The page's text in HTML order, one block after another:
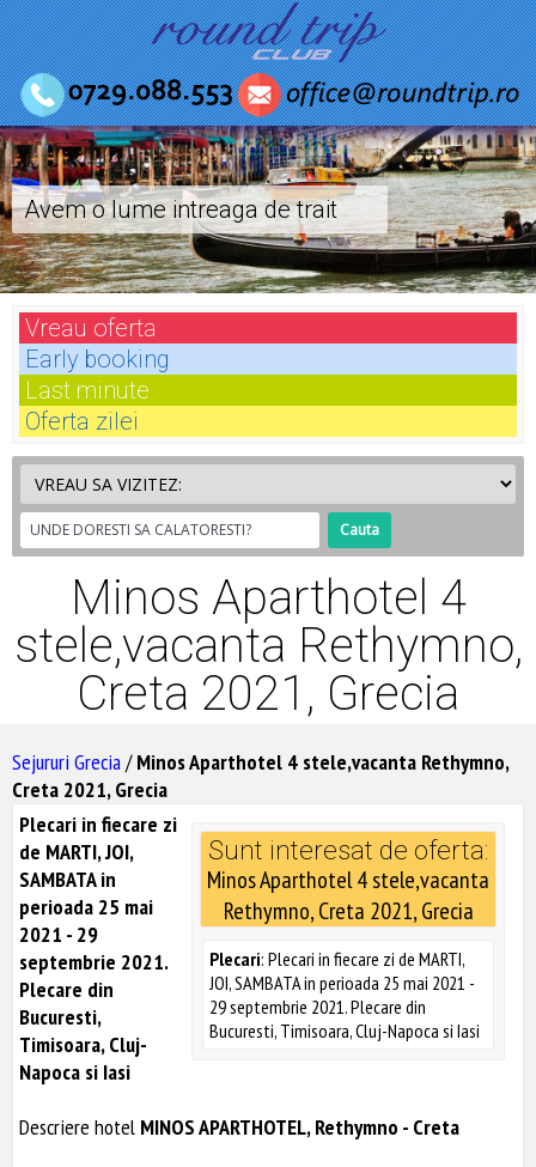
Avem o lume intreaga de trait
Vreau oferta
Early booking
Last minute
Oferta zilei
Minos Aparthotel 4
stele,vacanta Rethymno,
Creta 2021, Grecia
Sejururi Grecia/Minos Aparthotel 4 stele,vacanta Rethymno,
Creta 2021, Grecia
Sunt interesat de oferta:
Minos Aparthotel 4 stele,vacanta
Rethymno, Creta 2021, Grecia
Plecari: Plecari in fiecare zi de MARTI,
JOI, SAMBATA in perioada 25 mai 2021 -
29 septembrie 2021. Plecare din
Bucuresti, Timisoara, Cluj-Napoca si Iasi
Plecari in fiecare zi
de MARTI, JOI,
SAMBATA in
perioada 25 mai
2021 - 29
septembrie 2021.
Plecare din
Bucuresti,
Timisoara, Cluj-
Napoca si Iasi
Descriere hotel MINOS APARTHOTEL, Rethymno - Creta